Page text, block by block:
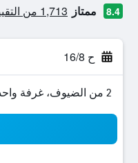
8.4 ممتاز 1,713 من التقييمات تم التحقق منها
ح 16/8
2 من الضيوف، غرفة واحدة